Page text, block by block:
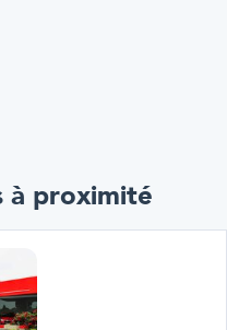
à proximité